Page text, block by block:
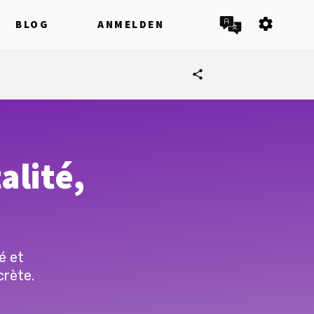
BLOG ANMELDEN settings
share
et